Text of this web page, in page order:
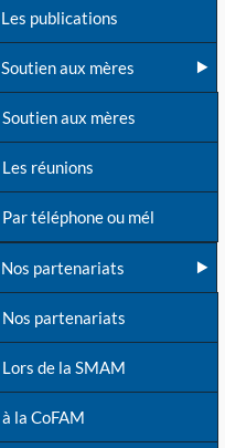
Les publications
Soutien aux mères
Soutien aux mères
Les réunions
Par téléphone ou mél
Nos partenariats
Nos partenariats
Lors de la SMAM
à la CoFAM